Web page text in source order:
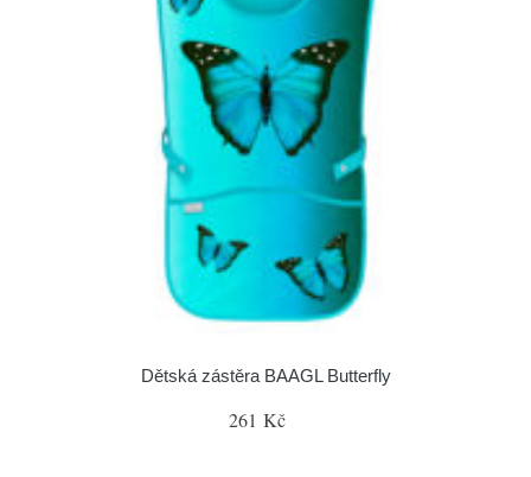
Dětská zástěra BAAGL Butterfly
261 Kč